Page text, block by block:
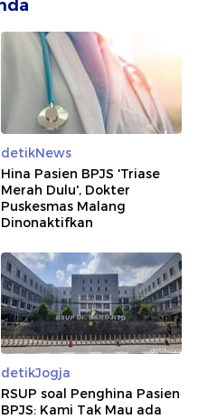
detikNews
Hina Pasien BPJS 'Triase
Merah Dulu', Dokter
Puskesmas Malang
Dinonaktifkan
detikJogja
RSUP soal Penghina Pasien
BPJS: Kami Tak Mau ada